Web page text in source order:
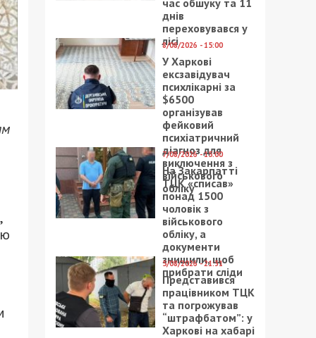
днів
переховувався у
лісі
8/08/2026 - 15:00
У Харкові
ексзавідувач
психлікарні за
$6500
організував
фейковий
психіатричний
діагноз для
виключення з
військового
обліку
7/08/2026 - 15:00
На Закарпатті
ТЦК «списав»
понад 1500
чоловік з
військового
обліку, а
документи
знищили, щоб
прибрати сліди
5/08/2026 - 21:31
Представився
працівником ТЦК
та погрожував
“штрафбатом”: у
Харкові на хабарі